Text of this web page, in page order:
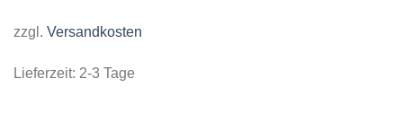
zzgl. Versandkosten
Lieferzeit: 2-3 Tage